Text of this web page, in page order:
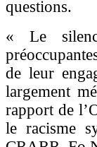
questions.
« Le
de leur
largement
rapport de
le racisme